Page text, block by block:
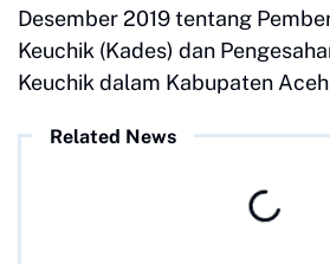
Desember 2019 tentang
Keuchik (Kades) dan
Keuchik dalam Kabupaten
Related News